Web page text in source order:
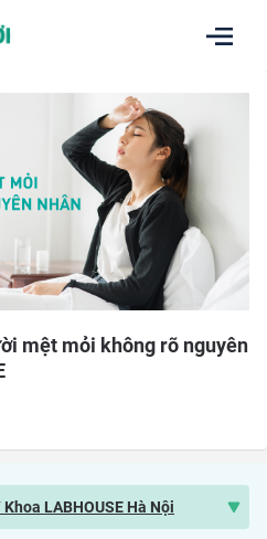
mệt mỏi không rõ nguyên
LABHOUSE Hà Nội